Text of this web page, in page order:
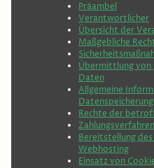
Präambel
Verantwortlicher
Übersicht der
Maßgebliche
Übermittlung von
Daten
Allgemeine
Rechte der
Zahlungsverfahren
Bereitstellung
Webhosting
Einsatz von